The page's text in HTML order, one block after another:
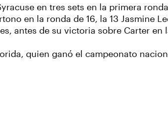
en tres sets en la primera
en la ronda de 16, la 13 Jasmine
antes de su victoria sobre Carter en
quien ganó el campeonato